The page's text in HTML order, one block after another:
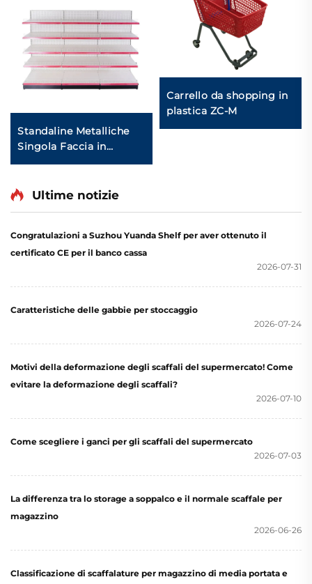
Standaline Metalliche
Singola Faccia in
Vendita per Negozio
Carrello da shopping in
plastica ZC-M
Ultime notizie
Congratulazioni a Suzhou Yuanda Shelf per aver ottenuto il
certificato CE per il banco cassa
2026-07-31
Caratteristiche delle gabbie per stoccaggio
2026-07-24
Motivi della deformazione degli scaffali del supermercato! Come
evitare la deformazione degli scaffali?
2026-07-10
Come scegliere i ganci per gli scaffali del supermercato
2026-07-03
La differenza tra lo storage a soppalco e il normale scaffale per
magazzino
2026-06-26
Classificazione di scaffalature per magazzino di media portata e